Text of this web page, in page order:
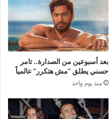
بعد أسبوعين من الصدارة.. تامر
حسني يطلق “مش هتكرر” عالمياً
منذ يوم واحد